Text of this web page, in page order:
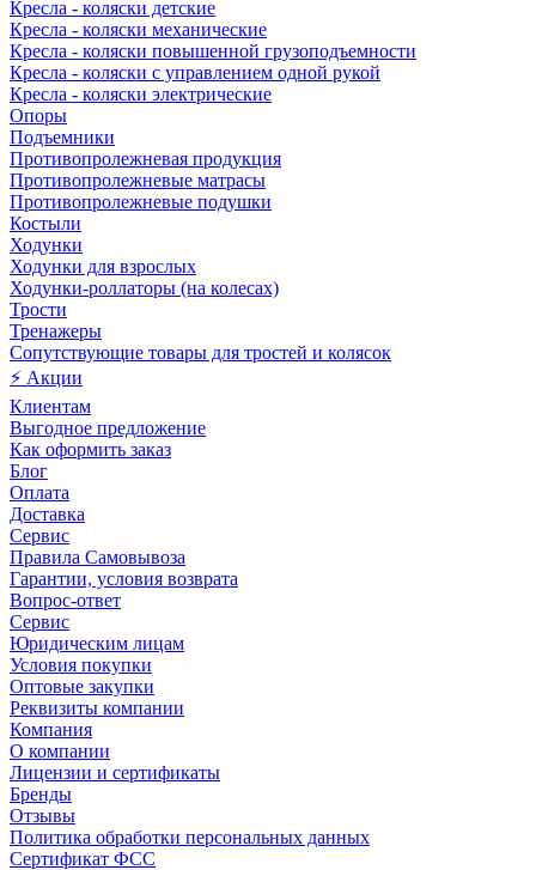
Кресла - коляски детские
Кресла - коляски механические
Кресла - коляски повышенной грузоподъемности
Кресла - коляски с управлением одной рукой
Кресла - коляски электрические
Опоры
Подъемники
Противопролежневая продукция
Противопролежневые матрасы
Противопролежневые подушки
Костыли
Ходунки
Ходунки для взрослых
Ходунки-роллаторы (на колесах)
Трости
Тренажеры
Сопутствующие товары для тростей и колясок
⚡ Акции
Клиентам
Выгодное предложение
Как оформить заказ
Блог
Оплата
Доставка
Сервис
Правила Самовывоза
Гарантии, условия возврата
Вопрос-ответ
Сервис
Юридическим лицам
Условия покупки
Оптовые закупки
Реквизиты компании
Компания
О компании
Лицензии и сертификаты
Бренды
Отзывы
Политика обработки персональных данных
Сертификат ФСС